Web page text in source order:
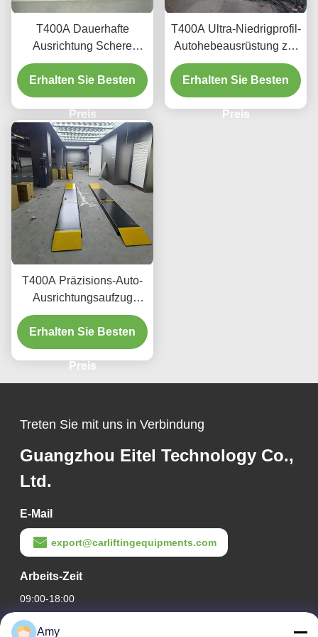
T400A Dauerhafte
Ausrichtung Schere
Heben 4000kg mit
glattem Heben
Erhalten Sie Besten
Preis
T400A Ultra-Niedrigprofil-
Autohebeausrüstung zur
Ausrichtung und Wartung
Erhalten Sie Besten
Preis
T400A Präzisions-Auto-
Ausrichtungsaufzug
380V/220V mit niedrigem
Profil
Erhalten Sie Besten
Preis
Treten Sie mit uns in Verbindung
Guangzhou Eitel Technology Co.,
Ltd.
E-Mail
export@carliftingequipments.com
Arbeits-Zeit
09:00-18:00
Unsere Adresse
Amy